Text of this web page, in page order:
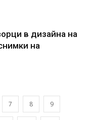
в дизайна на
на
7 8 9